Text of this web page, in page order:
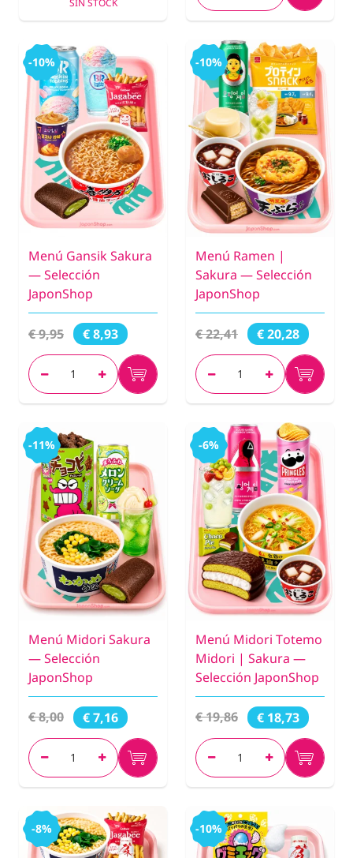
-10%
Menú Gansik Sakura
— Selección
JaponShop
€ 9,95 € 8,93
-10%
Menú Ramen |
Sakura — Selección
JaponShop
€ 22,41 € 20,28
-11%
Menú Midori Sakura
— Selección
JaponShop
€ 8,00 € 7,16
-6%
Menú Midori Totemo
Midori | Sakura —
Selección JaponShop
€ 19,86 € 18,73
-8% -10%